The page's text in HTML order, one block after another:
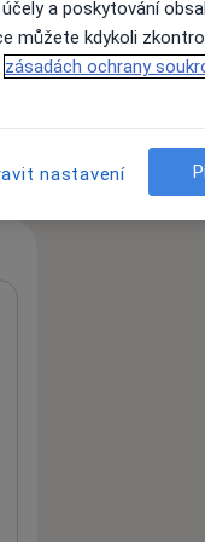
a poskytování
můžete kdykoli
zásadách ochrany
nastavení